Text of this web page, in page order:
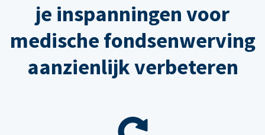
je inspanningen voor
medische fondsenwerving
aanzienlijk verbeteren